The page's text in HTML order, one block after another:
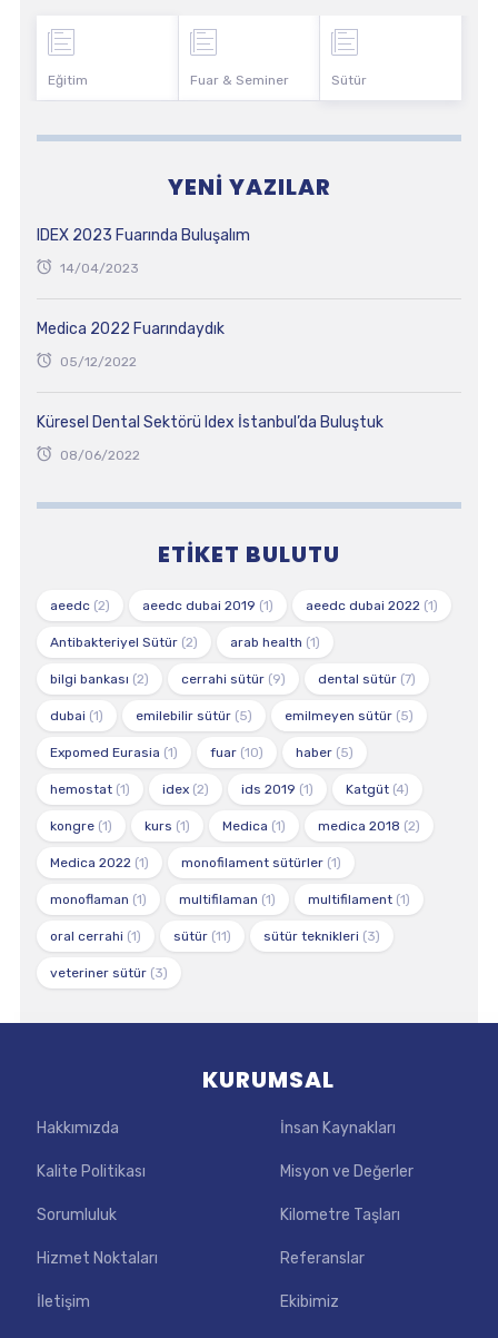
Eğitim Fuar & Seminer Sütür
YENI YAZILAR
IDEX 2023 Fuarında Buluşalım
14/04/2023
Medica 2022 Fuarındaydık
05/12/2022
Küresel Dental Sektörü Idex İstanbul’da Buluştuk
08/06/2022
ETIKET BULUTU
aeedc(2) aeedc dubai 2019 (1) aeedc dubai 2022(1)
Antibakteriyel Sütür(2) arab health (1)
bilgi bankası (2) cerrahi sütür(9) dental sütür(7)
dubai (1) emilebilir sütür(5) emilmeyen sütür(5)
Expomed Eurasia (1) fuar(10) haber(5)
hemostat(1) idex(2) ids 2019 (1) Katgüt(4)
kongre(1) kurs (1) Medica (1) medica 2018 (2)
Medica 2022(1) monofilament sütürler(1)
monoflaman (1) multifilaman (1) multifilament(1)
oral cerrahi (1) sütür(11) sütür teknikleri (3)
veteriner sütür(3)
KURUMSAL
Hakkımızda İnsan Kaynakları
Kalite Politikası Misyon ve Değerler
Sorumluluk Kilometre Taşları
Hizmet Noktaları Referanslar
İletişim Ekibimiz